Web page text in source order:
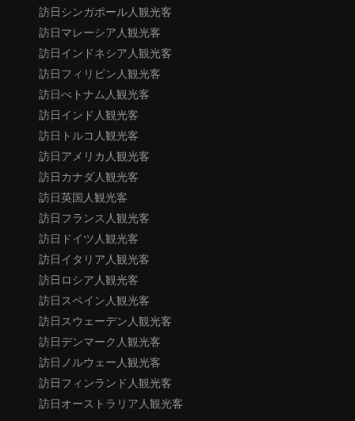
訪日シンガポール人観光客
訪日マレーシア人観光客
訪日インドネシア人観光客
訪日フィリピン人観光客
訪日べトナム人観光客
訪日インド人観光客
訪日トルコ人観光客
訪日アメリカ人観光客
訪日カナダ人観光客
訪日英国人観光客
訪日フランス人観光客
訪日ドイツ人観光客
訪日イタリア人観光客
訪日ロシア人観光客
訪日スペイン人観光客
訪日スウェーデン人観光客
訪日デンマーク人観光客
訪日ノルウェー人観光客
訪日フィンランド人観光客
訪日オーストラリア人観光客